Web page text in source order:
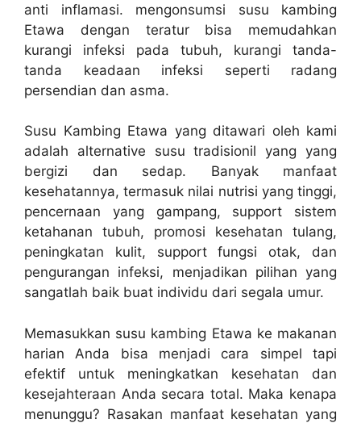
anti inflamasi. mengonsumsi susu kambing
Etawa dengan teratur bisa memudahkan
kurangi infeksi pada tubuh, kurangi tanda-
tanda keadaan infeksi seperti radang
persendian dan asma.
Susu Kambing Etawa yang ditawari oleh kami
adalah alternative susu tradisionil yang yang
bergizi dan sedap. Banyak manfaat
kesehatannya, termasuk nilai nutrisi yang tinggi,
pencernaan yang gampang, support sistem
ketahanan tubuh, promosi kesehatan tulang,
peningkatan kulit, support fungsi otak, dan
pengurangan infeksi, menjadikan pilihan yang
sangatlah baik buat individu dari segala umur.
Memasukkan susu kambing Etawa ke makanan
harian Anda bisa menjadi cara simpel tapi
efektif untuk meningkatkan kesehatan dan
kesejahteraan Anda secara total. Maka kenapa
menunggu? Rasakan manfaat kesehatan yang